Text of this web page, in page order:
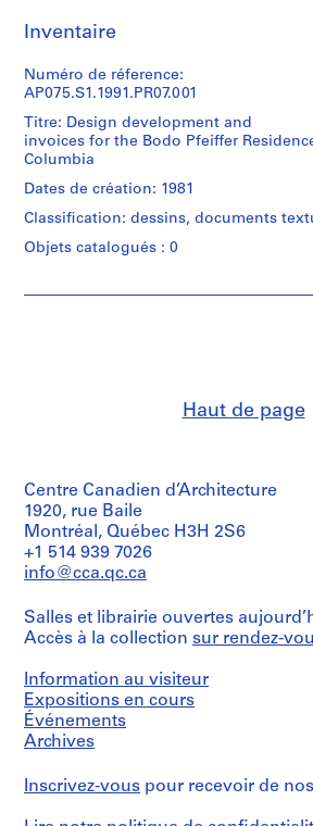
c
p
e
a
r
c
h
i
e
e
c
t
s
,
9
4
7
-
2
0
8
Inventaire
Numéro de réference:
AP075.S1.1991.PR07.001
Titre: Design development and
invoices for the Bodo Pfeiffer
Columbia
Dates de création: 1981
Classification: dessins, documents
Objets catalogués : 0
(landscape
architect)
Description:
Original
folder
"BOBO
PFEIFER".
Quantité
/
Type
d’objet:
1
Haut de page
Centre Canadien d’Architecture
1920, rue Baile
Montréal, Québec H3H 2S6
+1 514 939 7026
info@cca.qc.ca
Salles et librairie ouvertes
Accès à la collection sur rendez-
Information au visiteur
Expositions en cours
Événements
Archives
Inscrivez-vous pour recevoir de